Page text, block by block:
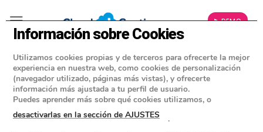
▶ DEMO
BLOG»SOFTWARE DE FACTURACIÓN
¿Qué es un ERP? ¿Necesito uno en
mi empresa?
Información sobre Cookies
Utilizamos cookies propias y de terceros para ofrecerte la mejor
experiencia en nuestra web, como cookies de personalización
(navegador utilizado, páginas más vistas), y ofrecerte
información más ajustada a tu perfil de usuario.
Puedes aprender más sobre qué cookies utilizamos, o
desactivarlas en la sección de AJUSTES
.